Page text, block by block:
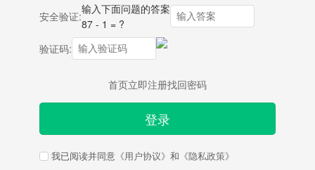
安全验证:
输入下面问题的答案
87 - 1 = ?
验证码:
首页立即注册找回密码
登录
我已阅读并同意 《用户协议》 和 《隐私政策》